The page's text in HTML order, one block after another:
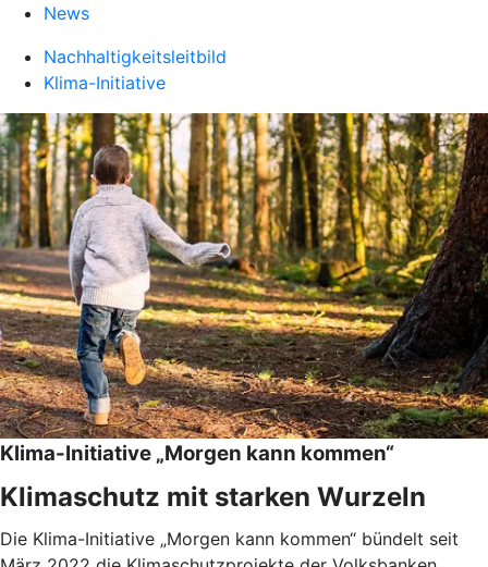
News
Nachhaltigkeitsleitbild
Klima-Initiative
Klima-Initiative „Morgen kann kommen“
Klimaschutz mit starken Wurzeln
Die Klima-Initiative „Morgen kann kommen“ bündelt seit